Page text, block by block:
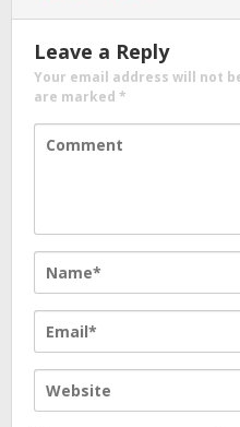
Leave a Reply
Your email address will not
are marked *